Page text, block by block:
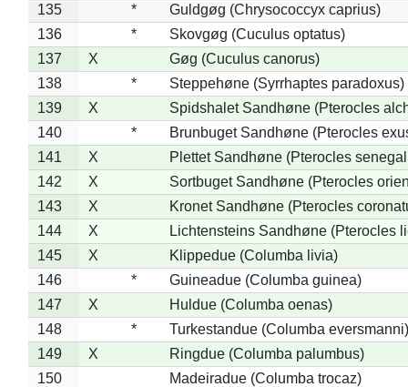
135
*
Guldgøg (Chrysococcyx caprius)
136
*
Skovgøg (Cuculus optatus)
137
X
Gøg (Cuculus canorus)
138
*
Steppehøne (Syrrhaptes paradoxus)
139
X
Spidshalet Sandhøne (Pterocles
140
*
Brunbuget Sandhøne (Pterocles
141
X
Plettet Sandhøne (Pterocles
142
X
Sortbuget Sandhøne (Pterocles
143
X
Kronet Sandhøne (Pterocles
144
X
Lichtensteins Sandhøne (Pterocles
145
X
Klippedue (Columba livia)
146
*
Guineadue (Columba guinea)
147
X
Huldue (Columba oenas)
148
*
Turkestandue (Columba eversmanni)
149
X
Ringdue (Columba palumbus)
150
Madeiradue (Columba trocaz)